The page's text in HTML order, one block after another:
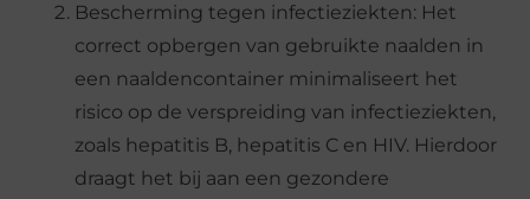
Bescherming tegen infectieziekten: Het
correct opbergen van gebruikte naalden in
een naaldencontainer minimaliseert het
risico op de verspreiding van infectieziekten,
zoals hepatitis B, hepatitis C en HIV. Hierdoor
draagt het bij aan een gezondere